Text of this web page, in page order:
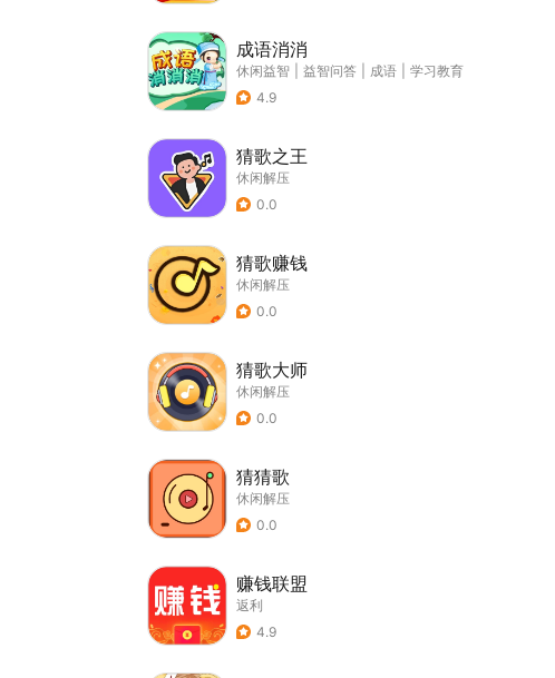
成语消消
休闲益智 益智问答 成语
学习教育
4.9
猜歌之王
休闲解压
0.0
猜歌赚钱
休闲解压
0.0
猜歌大师
休闲解压
0.0
猜猜歌
休闲解压
0.0
赚钱联盟
返利
4.9